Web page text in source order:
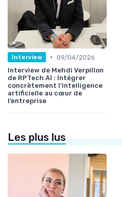
Interview • 09/04/2026
Interview de Mehdi Verpillon
de RPTech AI : Intégrer
concrètement l’intelligence
artificielle au cœur de
l’entreprise
Les plus lus